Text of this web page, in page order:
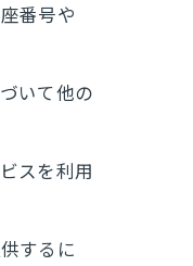
番号や
いて他の
スを利用
するに